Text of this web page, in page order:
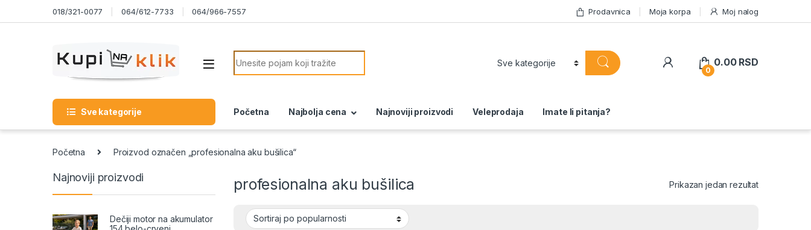
Skip to navigation018/321-0077 064/612-7733 064/966-7557 Prodavnica Moja korpa Moj nalog
Search for:
0
0.00 RSD
Sve kategorije Početna Najbolja cena Najnoviji proizvodi Veleprodaja Imate li pitanja?
Početna Proizvod označen „profesionalna aku bušilica“
profesionalna aku bušilica Prikazan jedan rezultat
Najnoviji proizvodi
Dečiji motor na akumulator